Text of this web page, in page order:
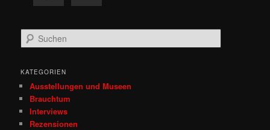
u
h
KATEGORIEN
Ausstellungen und Museen
Brauchtum
Interviews
Rezensionen